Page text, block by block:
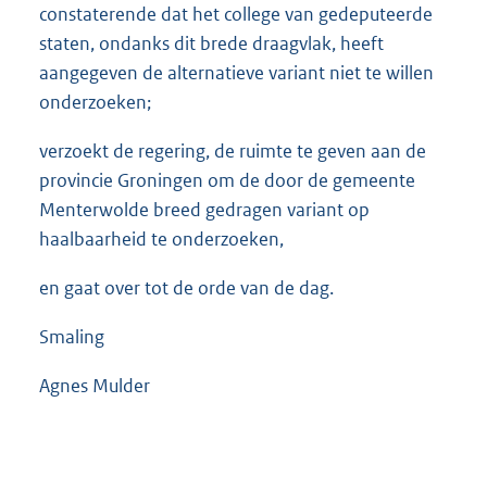
constaterende dat het college van gedeputeerde
staten, ondanks dit brede draagvlak, heeft
aangegeven de alternatieve variant niet te willen
onderzoeken;
verzoekt de regering, de ruimte te geven aan de
provincie Groningen om de door de gemeente
Menterwolde breed gedragen variant op
haalbaarheid te onderzoeken,
en gaat over tot de orde van de dag.
Smaling
Agnes Mulder